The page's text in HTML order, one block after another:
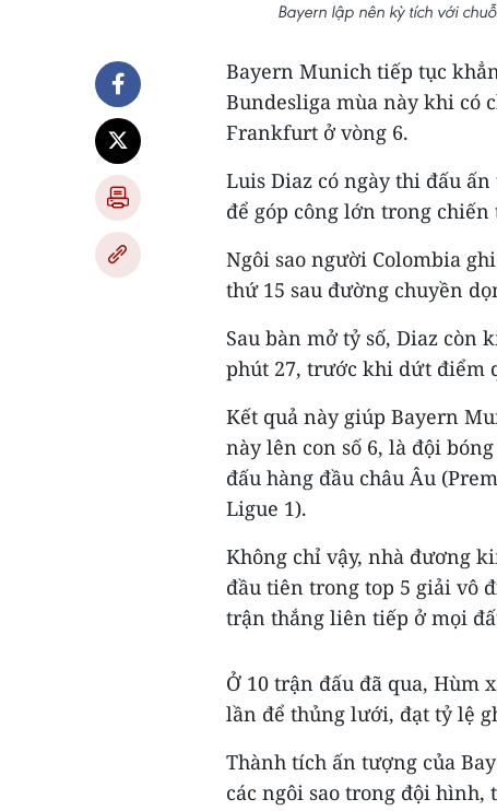
Bayern lập nên kỳ tích với
Bayern Munich tiếp tục
Bundesliga mùa này khi có
Frankfurt ở vòng 6.
Luis Diaz có ngày thi đấu
để góp công lớn trong
Ngôi sao người Colombia
thứ 15 sau đường chuyền
Sau bàn mở tỷ số, Diaz còn
phút 27, trước khi dứt điểm
Kết quả này giúp Bayern
này lên con số 6, là đội
đấu hàng đầu châu Âu
Ligue 1).
Không chỉ vậy, nhà đương
đầu tiên trong top 5 giải vô
trận thắng liên tiếp ở mọi
Ở 10 trận đấu đã qua, Hùm
lần để thủng lưới, đạt tỷ lệ
Thành tích ấn tượng của
các ngôi sao trong đội